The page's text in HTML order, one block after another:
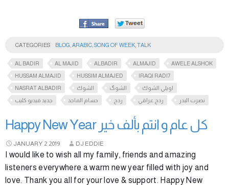
CATEGORIES BLOG ARABIC SONG OF WEEK TALK
AL BADIR AL MAJID ALBADIR ALMAJID
AWELE ALSHOK
HUSSAM ALMAJID
HUSSIM ALMAJED
IRAQI RADI7
NASRAT ALBADIR
الشوك الشوگ
اويلي الشوك
جديد فيديو كليب
حسام الماجد ردح ردح عراقي نصرت البدر
Happy New Year كل عام و انتم بألف خير
JANUARY 2 2019 DJ EDDIE
I would like to wish all my family, friends and amazing
listeners everywhere a warm new year filled with joy and
love. Thank you all for your love & support. Happy New